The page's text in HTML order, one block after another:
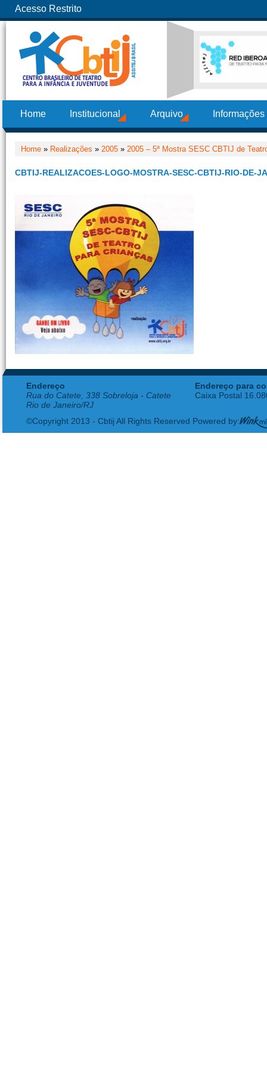
Acesso Restrito
Home Institucional Arquivo
Home » Realizações » 2005 » 2005 – 5ª Mostra SESC CBTIJ de
CBTIJ-REALIZACOES-LOGO-MOSTRA-SESC-CBTIJ-RIO-DE-
Endereço
Rua do Catete, 338 Sobreloja - Catete
Rio de Janeiro/RJ
Endereço para
Caixa Postal
©Copyright 2013 - Cbtij All Rights Reserved Powered by: